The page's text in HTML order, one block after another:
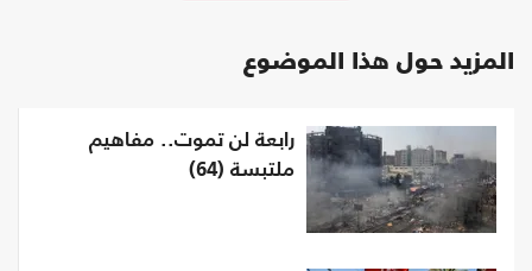
المزيد حول هذا الموضوع
رابعة لن تموت.. مفاهيم
ملتبسة (64)